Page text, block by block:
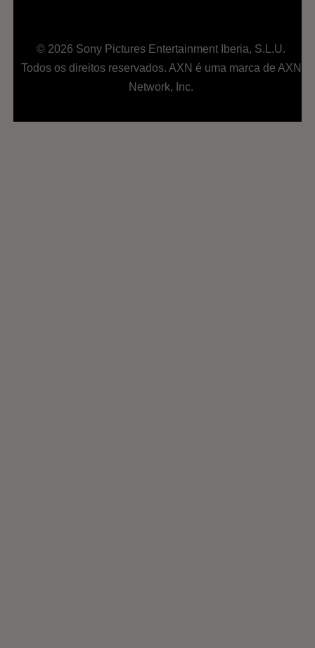
© 2026 Sony Pictures Entertainment Iberia, S.L.U.
Todos os direitos reservados. AXN é uma marca de AXN
Network, Inc.